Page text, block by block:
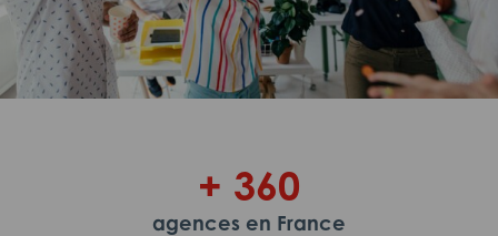
+ 360
agences en France